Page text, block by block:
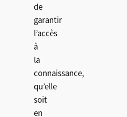
de
garantir
l’accès
à
la
connaissance,
qu’elle
soit
en